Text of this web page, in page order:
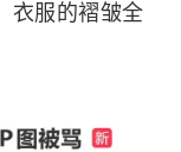
衣服的褶皱全